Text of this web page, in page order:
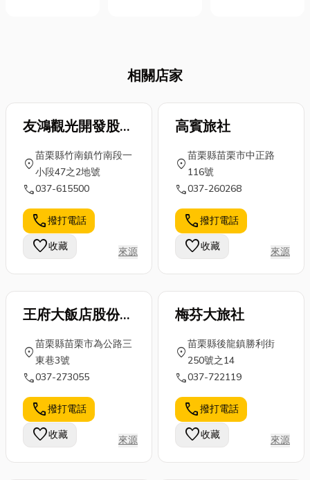
質、延長刀具
壽命、改善工
度，能大幅提
升加工效率與
產品品質。
金屬加工必備
切削油選用指
南，潤滑冷卻
一次掌握 金屬
加工...
司機和提供旅
且包車旅遊可
以根據旅客的
行安排，不受
公共交通的限
制，自由選擇
路線、景點參
觀時間和停留
地點，提供旅
客更多元自由
的...
繁，讓不少高
雄家庭與建築
白蟻不但能悄
木造建材、牆
壁與地板，還
可能破壞房屋
結構，造成龐
大維修費用。
許多民眾初
期...
相關店家
友鴻觀光開發股份
有限公司
location_on
苗栗縣竹南鎮竹南段一
小段47之2地號
call037-615500
call撥打電話
favorite收藏 來源
高賓旅社
location_on
苗栗縣苗栗市中正路
116號
call037-260268
call撥打電話
favorite收藏 來源
王府大飯店股份有
限公司
location_on
苗栗縣苗栗市為公路三
東巷3號
call037-273055
call撥打電話
favorite收藏 來源
梅芬大旅社
location_on
苗栗縣後龍鎮勝利街
250號之14
call037-722119
call撥打電話
favorite收藏 來源